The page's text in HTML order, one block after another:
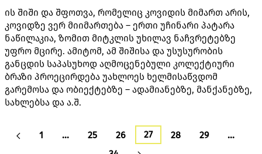
ის შიში და შფოთვა, რომელიც კოვიდის მიმართ არის,
კოვიდზე ვერ მიიმართება – ერთი უჩინარი პატარა
ნაწილაკია, ზომით მიტკლის უხილავ ნაჩვრეტებზე
უფრო მცირე. ამიტომ, ამ შიშისა და უსუსურობის
განცდის საპასუხოდ აღმოცენებული კოლექტიური
ბრაზი პროეცირდება უახლოეს ხელმისაწვდომ
გარემოსა და ობიექტებზე – ადამიანებზე, მანქანებზე,
სახლებსა და ა.შ.
1 … 25 26 27 28 29
…